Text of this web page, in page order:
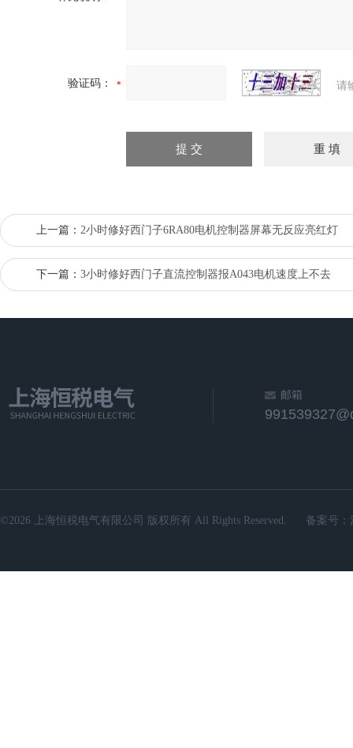
验证码： 请
上一篇： 2小时修好西门子6RA80电机控制器屏幕无反应亮红灯
下一篇： 3小时修好​西门子直流控制器报A043电机速度上不去
邮箱
©2026 上海恒税电气有限公司 版权所有 All Rights Reserved. 备案号：